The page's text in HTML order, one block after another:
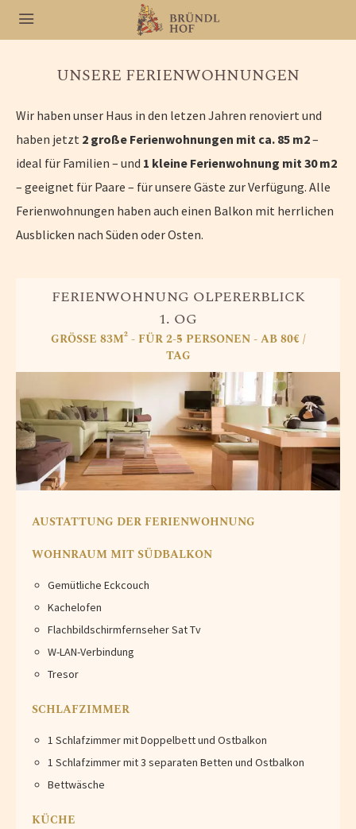
UNSERE FERIENWOHNUNGEN
Wir haben unser Haus in den letzen Jahren renoviert und
haben jetzt 2 große Ferienwohnungen mit ca. 85 m2–
ideal für Familien – und 1 kleine Ferienwohnung mit 30 m2
– geeignet für Paare – für unsere Gäste zur Verfügung. Alle
Ferienwohnungen haben auch einen Balkon mit herrlichen
Ausblicken nach Süden oder Osten.
FERIENWOHNUNG OLPERERBLICK
1. OG
GRÖSSE 83M² - FÜR 2-5 PERSONEN - AB 80€ /
TAG
AUSTATTUNG DER FERIENWOHNUNG
WOHNRAUM MIT SÜDBALKON
Gemütliche Eckcouch
Kachelofen
Flachbildschirmfernseher Sat Tv
W-LAN-Verbindung
Tresor
SCHLAFZIMMER
1 Schlafzimmer mit Doppelbett und Ostbalkon
1 Schlafzimmer mit 3 separaten Betten und Ostbalkon
Bettwäsche
KÜCHE